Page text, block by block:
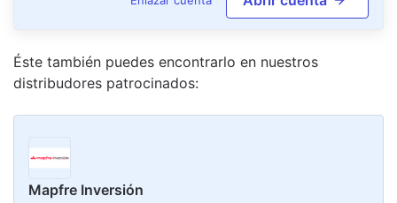
Éste también puedes encontrarlo en nuestros
distribudores patrocinados:
Mapfre Inversión